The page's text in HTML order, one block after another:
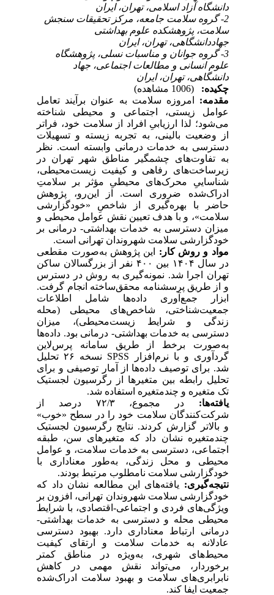
دانشگاه آزاد اسلامی، تهران، ایران
2- گروه سلامت جامعه، مرکز تحقیقات سنجش
سلامت، پژوهشکده علوم بهداشتی
جهاددانشگاهی، تهران، ایران
3- گروه جوانان و مناسبات نسلی، پژوهشگاه
علوم انسانی و مطالعات اجتماعی، جهاد
دانشگاهی، تهران، ایران
چکیده:
مقدمه:امروزه سلامت به عنوان برآیند تعامل
عوامل زیستی، اجتماعی و محیطی شناخته
می‌شود؛ لذا ارزیابیِ افراد از سلامت خود، فراتر
از وضعیت بالینی، به تجربه زیسته و تسهیلات
دسترسی به خدمات درمانی وابسته است. نظر
به تفاوت‌های چشمگیر مناطق شهر تهران در
زیرساخت‌های رفاهی و کیفیت زیست‌محیطی،
شناساییِ محرک‌های محیطیِ مؤثر بر سلامتِ
ادراک‌شده ضروری است. از این‌رو، پژوهش
حاضر با بهره‌گیری از شاخصِ «خودگزارشی
سلامت»، و با هدف تعیین نقش عوامل محیطی و
میزان دسترسی به خدمات بهداشتی- درمانی بر
خودگزارشی سلامت شهروندان تهرانی است.
مواد و روش کار: این پژوهش به‌صورت مقطعی
در سال ۱۴۰۴ بین ۴۰۰ نفر از بزرگسالان ساکن
تهران اجرا شد. نمونه‌گیری به روش در دسترس
و از طریق پرسشنامه محقق‌ساخته انجام گرفت.
ابزار جمع‌آوری داده‌ها شامل اطلاعات
جمعیت‌شناختی، شاخص‌های محیطی (محله
زندگی و شرایط زیست‌محیطی)، میزان
دسترسی به خدمات بهداشتی- درمانی بود. داده‌ها
به‌صورت برخط از طریق سامانه پرس‌لاین
گردآوری و با نرم‌افزار SPSS نسخه ۲۶ تحلیل
شد. برای توصیف داده‌ها از آمار توصیفی و برای
تحلیل رابطه بین متغیرها از رگرسیون لجستیک
تک متغیره و چندمتغیره استفاده شد.
یافته‌ها:
در مجموع، ۷۲/۳ درصد از
شرکت‌کنندگان سلامت خود را در سطح «خوب»
و بالاتر گزارش کردند. نتایج رگرسیون لجستیک
چندمتغیره نشان داد که متغیرهای سن، طبقه
اجتماعی، دسترسی به خدمات سلامت، و عوامل
محیطی و محل زندگی، به‌طور معناداری با
خودگزارشی سلامت نامطلوب مرتبط بودند.
نتیجه‌گیری:یافته‌های این مطالعه نشان داد که
خودگزارشی سلامت شهروندان تهرانی، افزون بر
ویژگی‌های فردی و اجتماعی-اقتصادی، با شرایط
محیطی محله و دسترسی به خدمات بهداشتی-
درمانی ارتباط معناداری دارد. بهبود دسترسی
عادلانه به خدمات سلامت و ارتقای کیفیت
محیط‌های شهری، به‌ویژه در مناطق کمتر
برخوردار، می‌تواند نقش مهمی در کاهش
نابرابری‌های سلامت و بهبود سلامت ادراک‌شده
جمعیت ایفا کند.